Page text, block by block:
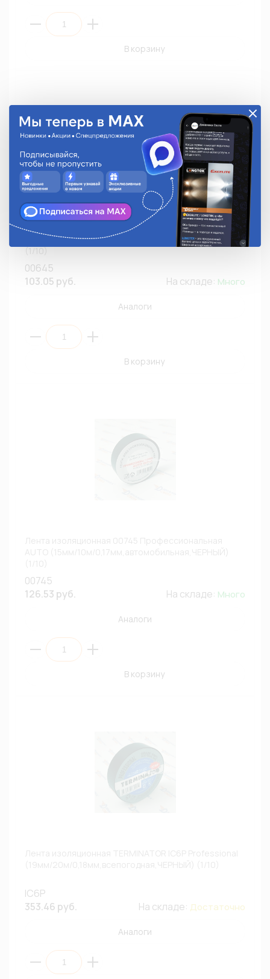
В корзину
Лента изоляционная 00645 Профессиональная
AUTO (15мм/10м/0,13мм,универсальная,ЧЕРНЫЙ)
(1/10)
00645
103.05 руб.
На складе: Много
Аналоги
В корзину
00745
126.53 руб.
На складе: Много
Аналоги
В корзину
IC6P
353.46 руб.
На складе: Достаточно
Аналоги